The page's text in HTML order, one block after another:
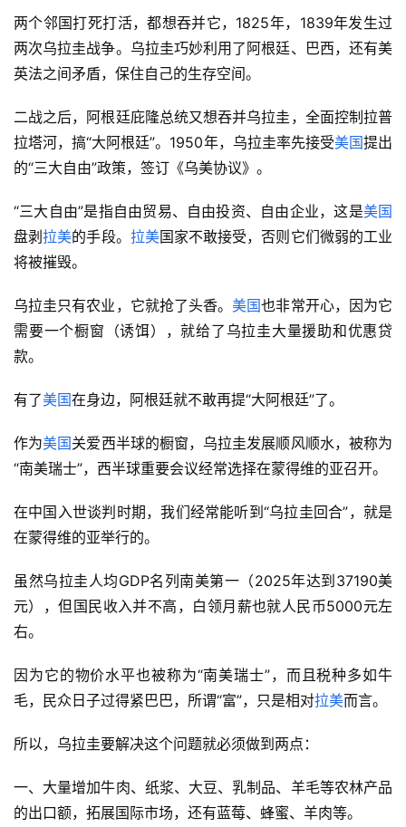
两个邻国打死打活，都想吞并它，1825年，1839年发生过
两次乌拉圭战争。乌拉圭巧妙利用了阿根廷、巴西，还有美
英法之间矛盾，保住自己的生存空间。
二战之后，阿根廷庇隆总统又想吞并乌拉圭，全面控制拉普
拉塔河，搞“大阿根廷”。1950年，乌拉圭率先接受美国提出
的“三大自由”政策，签订《乌美协议》。
“三大自由”是指自由贸易、自由投资、自由企业，这是美国
盘剥拉美的手段。 拉美国家不敢接受，否则它们微弱的工业
将被摧毁。
乌拉圭只有农业，它就抢了头香。美国也非常开心，因为它
需要一个橱窗（诱饵），就给了乌拉圭大量援助和优惠贷
款。
有了美国在身边，阿根廷就不敢再提“大阿根廷”了。
作为美国关爱西半球的橱窗，乌拉圭发展顺风顺水，被称为
“南美瑞士”，西半球重要会议经常选择在蒙得维的亚召开。
在中国入世谈判时期，我们经常能听到“乌拉圭回合”，就是
在蒙得维的亚举行的。
虽然乌拉圭人均GDP名列南美第一（2025年达到37190美
元），但国民收入并不高，白领月薪也就人民币5000元左
右。
因为它的物价水平也被称为“南美瑞士”，而且税种多如牛
毛，民众日子过得紧巴巴，所谓“富”，只是相对拉美而言。
所以，乌拉圭要解决这个问题就必须做到两点：
一、大量增加牛肉、纸浆、大豆、乳制品、羊毛等农林产品
的出口额，拓展国际市场，还有蓝莓、蜂蜜、羊肉等。